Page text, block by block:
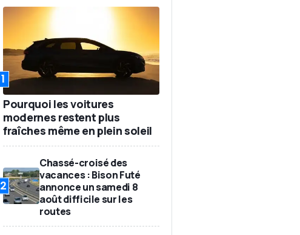
1
Pourquoi les voitures
modernes restent plus
fraîches même en plein soleil
2
Chassé-croisé des
vacances : Bison Futé
annonce un samedi 8
août difficile sur les
routes